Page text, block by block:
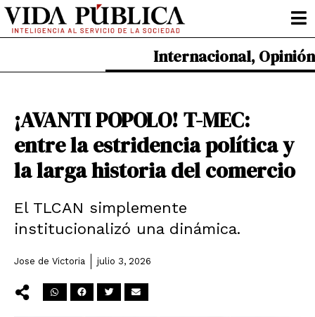
Ir
contenido
Internacional, Opinión
¡AVANTI POPOLO! T-MEC:
entre la estridencia política y
la larga historia del comercio
El TLCAN simplemente
institucionalizó una dinámica.
Jose de Victoria julio 3, 2026